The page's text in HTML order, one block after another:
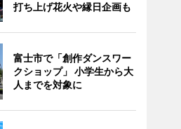
打ち上げ花火や縁日企画も
富士市で「創作ダンスワー
クショップ」 小学生から大
人までを対象に